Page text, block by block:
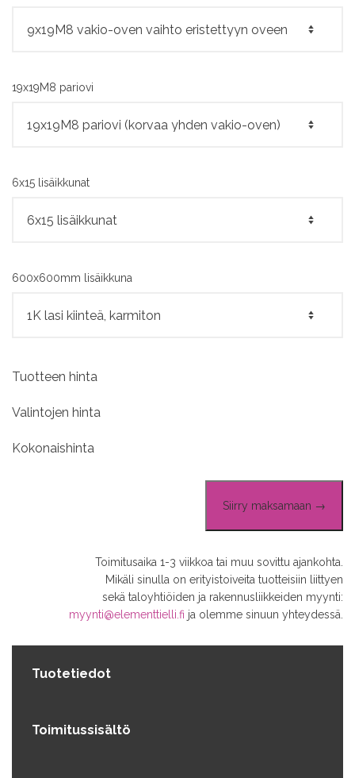
19x19M8 pariovi
6x15 lisäikkunat
600x600mm lisäikkuna
Tuotteen hinta
Valintojen hinta
Kokonaishinta
Siirry maksamaan →
Toimitusaika 1-3 viikkoa tai muu sovittu ajankohta.
Mikäli sinulla on erityistoiveita tuotteisiin liittyen
sekä taloyhtiöiden ja rakennusliikkeiden myynti:
myynti@elementtielli.fi ja olemme sinuun yhteydessä.
Tuotetiedot
Toimitussisältö